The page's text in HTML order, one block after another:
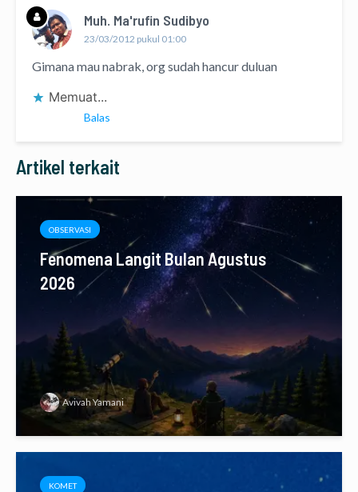
Muh. Ma'rufin Sudibyo
23/03/2012 pukul 01:00
Gimana mau nabrak, org sudah hancur duluan
Memuat...
Balas
Artikel terkait
OBSERVASI
Fenomena Langit Bulan Agustus
2026
Avivah Yamani
KOMET